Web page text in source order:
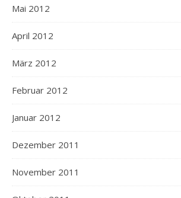
Mai 2012
April 2012
März 2012
Februar 2012
Januar 2012
Dezember 2011
November 2011